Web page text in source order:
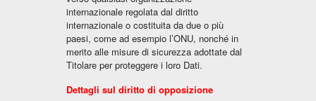
internazionale regolata dal diritto
internazionale o costituita da due o più
paesi, come ad esempio l’ONU, nonché in
merito alle misure di sicurezza adottate dal
Titolare per proteggere i loro Dati.
Dettagli sul diritto di opposizione